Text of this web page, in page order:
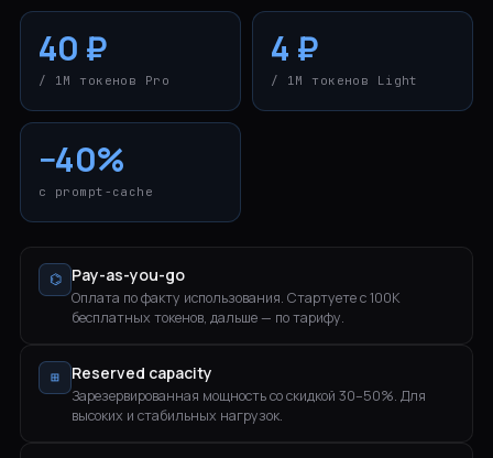
40 ₽
/ 1M токенов Pro
4 ₽
/ 1M токенов Light
−40%
с prompt-cache
⌬ Pay-as-you-go
Оплата по факту использования. Стартуете с 100К
бесплатных токенов, дальше — по тарифу.
⊞ Reserved capacity
Зарезервированная мощность со скидкой 30–50%. Для
высоких и стабильных нагрузок.